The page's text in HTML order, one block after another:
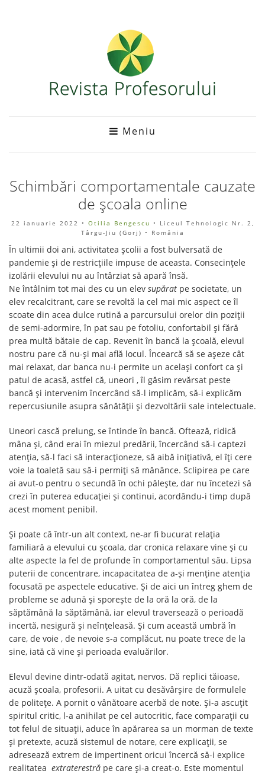
Meniu
Schimbări comportamentale cauzate
de școala online
22 ianuarie 2022 • Otilia Bengescu • Liceul Tehnologic Nr. 2,
Târgu-Jiu (Gorj) • România
În ultimii doi ani, activitatea școlii a fost bulversată de
pandemie și de restricțiile impuse de aceasta. Consecințele
izolării elevului nu au întârziat să apară însă.
Ne întâlnim tot mai des cu un elev supărat pe societate, un
elev recalcitrant, care se revoltă la cel mai mic aspect ce îl
scoate din acea dulce rutină a parcursului orelor din poziții
de semi-adormire, în pat sau pe fotoliu, confortabil și fără
prea multă bătaie de cap. Revenit în bancă la școală, elevul
nostru pare că nu-și mai află locul. Încearcă să se așeze cât
mai relaxat, dar banca nu-i permite un același confort ca și
patul de acasă, astfel că, uneori , îl găsim revărsat peste
bancă și intervenim încercând să-l implicăm, să-i explicăm
repercusiunile asupra sănătății și dezvoltării sale intelectuale.
Uneori cască prelung, se întinde în bancă. Oftează, ridică
mâna și, când erai în miezul predării, încercând să-i captezi
atenția, să-l faci să interacționeze, să aibă inițiativă, el îți cere
voie la toaletă sau să-i permiți să mănânce. Sclipirea pe care
ai avut-o pentru o secundă în ochi pălește, dar nu încetezi să
crezi în puterea educației și continui, acordându-i timp după
acest moment penibil.
Și poate că într-un alt context, ne-ar fi bucurat relația
familiară a elevului cu școala, dar cronica relaxare vine și cu
alte aspecte la fel de profunde în comportamentul său. Lipsa
puterii de concentrare, incapacitatea de a-și menține atenția
focusată pe aspectele educative. Și de aici un întreg ghem de
probleme se adună și sporește de la oră la oră, de la
săptămână la săptămână, iar elevul traversează o perioadă
incertă, nesigură și neînțeleasă. Și cum această umbră în
care, de voie , de nevoie s-a complăcut, nu poate trece de la
sine, iată că vine și perioada evaluărilor.
Elevul devine dintr-odată agitat, nervos. Dă replici tăioase,
acuză școala, profesorii. A uitat cu desăvârșire de formulele
de politețe. A pornit o vânătoare acerbă de note. Și-a ascuțit
spiritul critic, l-a anihilat pe cel autocritic, face comparații cu
tot felul de situații, aduce în apărarea sa un morman de texte
și pretexte, acuză sistemul de notare, cere explicații, se
adresează extrem de impertinent oricui încercă să-i explice
realitatea extraterestră pe care și-a creat-o. Este momentul